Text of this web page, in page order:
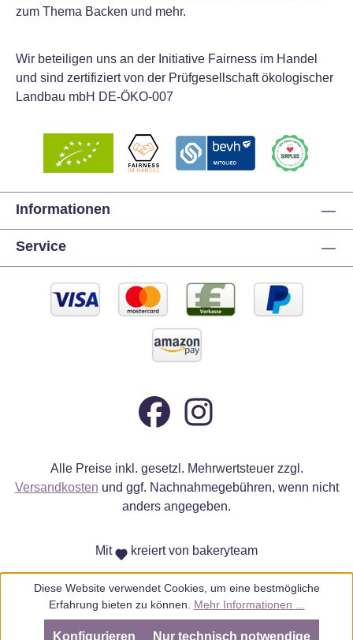
zum Thema Backen und mehr.
Wir beteiligen uns an der Initiative Fairness im Handel
und sind zertifiziert von der Prüfgesellschaft ökologischer
Landbau mbH DE-ÖKO-007
Informationen
Service
Alle Preise inkl. gesetzl. Mehrwertsteuer zzgl.
Versandkosten und ggf. Nachnahmegebühren, wenn nicht
anders angegeben.
Mit kreiert von bakeryteam
Diese Website verwendet Cookies, um eine bestmögliche
Erfahrung bieten zu können. Mehr Informationen ...
Nur technisch notwendige
Konfigurieren